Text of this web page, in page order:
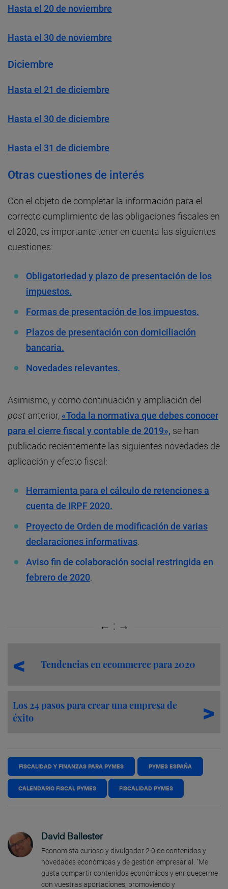
Hasta el 20 de noviembre
Hasta el 30 de noviembre
Diciembre
Hasta el 21 de diciembre
Hasta el 30 de diciembre
Hasta el 31 de diciembre
Otras cuestiones de interés
Con el objeto de completar la información para el
correcto cumplimiento de las obligaciones fiscales en
el 2020, es importante tener en cuenta las siguientes
cuestiones:
Obligatoriedad y plazo de presentación de los
impuestos.
Formas de presentación de los impuestos.
Plazos de presentación con domiciliación
bancaria.
Novedades relevantes.
Asimismo, y como continuación y ampliación del
post anterior, «Toda la normativa que debes conocer
para el cierre fiscal y contable de 2019», se han
publicado recientemente las siguientes novedades de
aplicación y efecto fiscal:
Herramienta para el cálculo de retenciones a
cuenta de IRPF 2020.
Proyecto de Orden de modificación de varias
declaraciones informativas
Aviso fin de colaboración social restringida en
febrero de 2020
Tendencias en ecommerce para 2020
Los 24 pasos para crear una empresa de
éxito
FISCALIDAD Y FINANZAS PARA PYMES PYMES ESPAÑA
CALENDARIO FISCAL PYMES FISCALIDAD PYMES
David Ballester
Economista curioso y divulgador 2.0 de contenidos y
novedades económicas y de gestión empresarial. "Me
gusta compartir contenidos económicos y enriquecerme
con vuestras aportaciones, promoviendo y